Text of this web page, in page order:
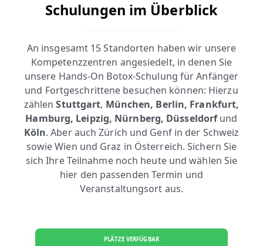
Schulungen im Überblick
An insgesamt 15 Standorten haben wir unsere
Kompetenzzentren angesiedelt, in denen Sie
unsere Hands-On Botox-Schulung für Anfänger
und Fortgeschrittene besuchen können: Hierzu
zählenStuttgart, München, Berlin, Frankfurt,
Hamburg, Leipzig, Nürnberg, Düsseldorfund
Köln. Aber auch Zürich und Genf in der Schweiz
sowie Wien und Graz in Österreich. Sichern Sie
sich Ihre Teilnahme noch heute und wählen Sie
hier den passenden Termin und
Veranstaltungsort aus.
PLÄTZE VERFÜGBAR